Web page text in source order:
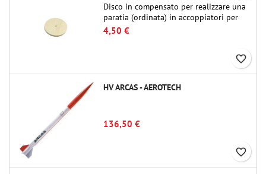
Disco in compensato per realizzare una
paratia (ordinata) in accoppiatori per
tubi Public Missiles Ltd. da 54 mm (PT-
2.1 o QT-2.1)
4,50 €
favorite_border
HV ARCAS - AEROTECH
136,50 €
favorite_border